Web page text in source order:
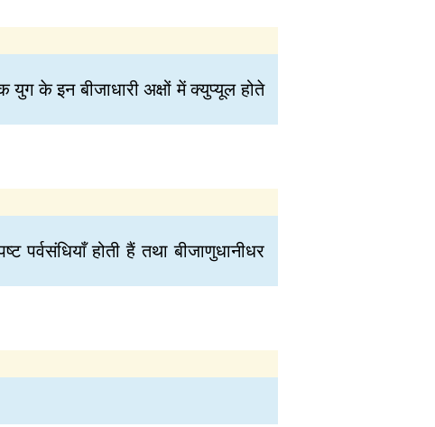
के इन बीजाधारी अक्षों में क्युप्यूल होते
होती हैं तथा बीजाणुधानीधर